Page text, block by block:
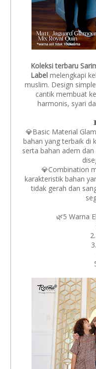
Koleksi terbaru
Label melengkapi
muslim. Design
cantik membuat
harmonis, syari
💎Basic Material
bahan yang terbaik di
serta bahan adem
💎Combination
karakteristik bahan
tidak gerah dan
🌿5 Warna